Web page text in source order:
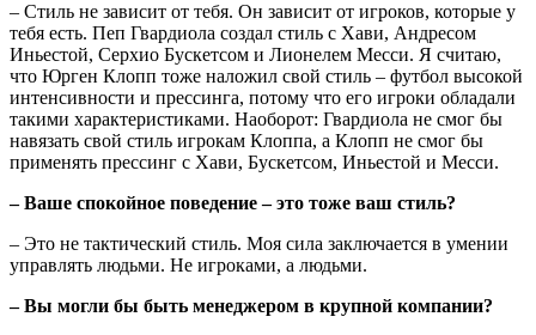
– Стиль не зависит от тебя. Он зависит от игроков, которые у
тебя есть. Пеп Гвардиола создал стиль с Хави, Андресом
Иньестой, Серхио Бускетсом и Лионелем Месси. Я считаю,
что Юрген Клопп тоже наложил свой стиль – футбол высокой
интенсивности и прессинга, потому что его игроки обладали
такими характеристиками. Наоборот: Гвардиола не смог бы
навязать свой стиль игрокам Клоппа, а Клопп не смог бы
применять прессинг с Хави, Бускетсом, Иньестой и Месси.
– Ваше спокойное поведение – это тоже ваш стиль?
– Это не тактический стиль. Моя сила заключается в умении
управлять людьми. Не игроками, а людьми.
– Вы могли бы быть менеджером в крупной компании?